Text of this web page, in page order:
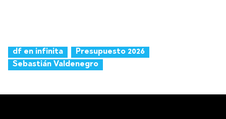
df en infinita
Presupuesto 2026
Sebastián Valdenegro